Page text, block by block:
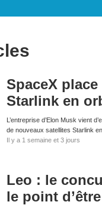
SpaceX
Starlink en
L’entreprise d’Elon Musk vient
de nouveaux satellites Starlink
Il y a 1 semaine et 3 jours
Leo : le
le point